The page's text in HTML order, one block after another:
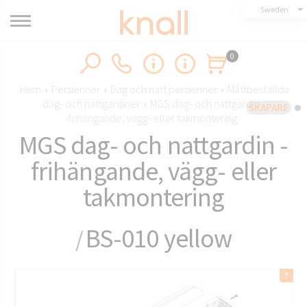
SKAPARE
Sweden
0
Hem › Persienner › Dag och natt persienner › Måttbeställda
dag- och nattgardiner › MGS dag- och nattgardin -
frihängande, vägg- eller takmontering
MGS dag- och nattgardin -
frihängande, vägg- eller
takmontering
/BS-010 yellow